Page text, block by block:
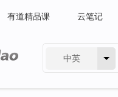
有道精品课 云笔记
中英